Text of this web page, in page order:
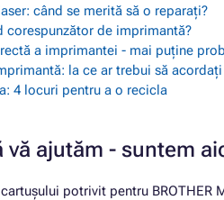
când se merită să o reparați?
corespunzător de imprimantă?
a imprimantei - mai puține
la ce ar trebui să
4 locuri pentru a o recicla
ajutăm - suntem
potrivit pentru